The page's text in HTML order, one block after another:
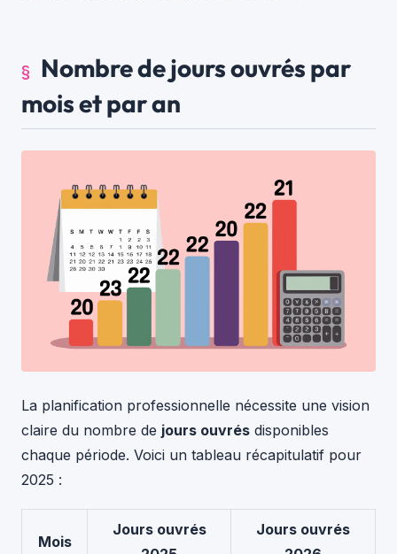
Nombre de jours ouvrés par
mois et par an
La planification professionnelle nécessite une vision
claire du nombre de jours ouvrés disponibles
chaque période. Voici un tableau récapitulatif pour
2025 :
Mois
Jours ouvrés
Jours ouvrés